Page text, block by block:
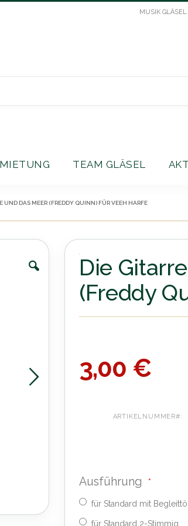
MUSIK GLÄSEL
TEAM GLÄSEL
UND DAS MEER (FREDDY QUINN) FÜR VEEH HARFE
Die
(Freddy
3,00 €
ARTIKELNUMMER
Ausführung
für Standard mit
für Standard 2-Stimmig